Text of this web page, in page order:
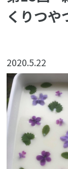
くりつや
2020.5.22